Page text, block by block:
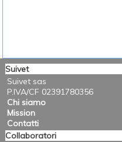
Suivet
Suivet sas
P.IVA/CF 02391780356
Chi siamo
Mission
Contatti
Collaboratori